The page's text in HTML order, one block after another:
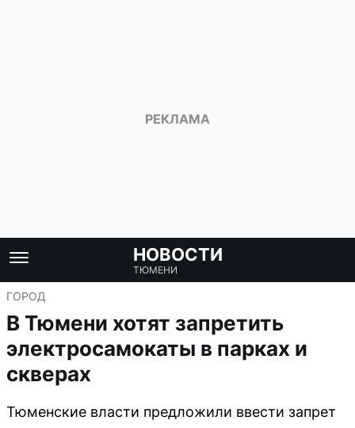
НОВОСТИ
ТЮМЕНИ
ГОРОД
В Тюмени хотят запретить
электросамокаты в парках и
скверах
Тюменские власти предложили ввести запрет